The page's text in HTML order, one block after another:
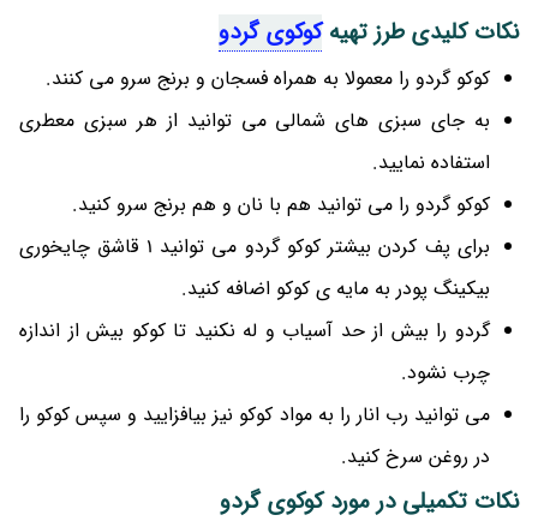
نکات کلیدی طرز تهیهکوکوی گردو
کوکو گردو را معمولا به همراه فسجان و برنج سرو می کنند.
به جای سبزی های شمالی می توانید از هر سبزی معطری
استفاده نمایید.
کوکو گردو را می توانید هم با نان و هم برنج سرو کنید.
برای پف کردن بیشتر کوکو گردو می توانید 1 قاشق چایخوری
بیکینگ پودر به مایه ی کوکو اضافه کنید.
گردو را بیش از حد آسیاب و له نکنید تا کوکو بیش از اندازه
چرب نشود.
می توانید رب انار را به مواد کوکو نیز بیافزایید و سپس کوکو را
در روغن سرخ کنید.
نکات تکمیلی در مورد کوکوی گردو